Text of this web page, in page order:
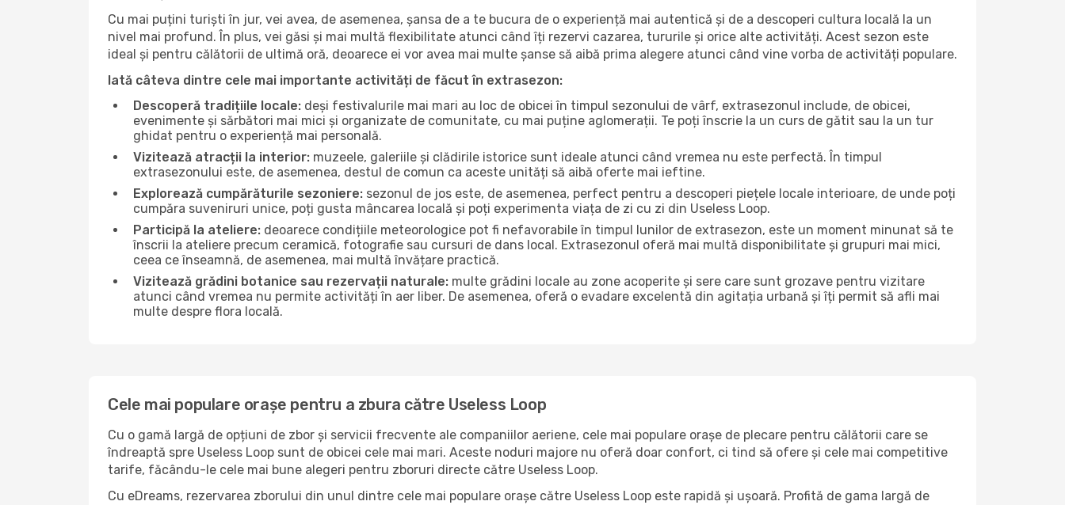
Cu mai puțini turiști în jur, vei avea, de asemenea, șansa de a te bucura de o experiență mai autentică și de a descoperi cultura locală la un
nivel mai profund. În plus, vei găsi și mai multă flexibilitate atunci când îți rezervi cazarea, tururile și orice alte activități. Acest sezon este
ideal și pentru călătorii de ultimă oră, deoarece ei vor avea mai multe șanse să aibă prima alegere atunci când vine vorba de activități populare.
Iată câteva dintre cele mai importante activități de făcut în extrasezon:
Descoperă tradițiile locale: deși festivalurile mai mari au loc de obicei în timpul sezonului de vârf, extrasezonul include, de obicei,
evenimente și sărbători mai mici și organizate de comunitate, cu mai puține aglomerații. Te poți înscrie la un curs de gătit sau la un tur
ghidat pentru o experiență mai personală.
Vizitează atracții la interior: muzeele, galeriile și clădirile istorice sunt ideale atunci când vremea nu este perfectă. În timpul
extrasezonului este, de asemenea, destul de comun ca aceste unități să aibă oferte mai ieftine.
Explorează cumpărăturile sezoniere: sezonul de jos este, de asemenea, perfect pentru a descoperi piețele locale interioare, de unde poți
cumpăra suveniruri unice, poți gusta mâncarea locală și poți experimenta viața de zi cu zi din Useless Loop.
Participă la ateliere: deoarece condițiile meteorologice pot fi nefavorabile în timpul lunilor de extrasezon, este un moment minunat să te
înscrii la ateliere precum ceramică, fotografie sau cursuri de dans local. Extrasezonul oferă mai multă disponibilitate și grupuri mai mici,
ceea ce înseamnă, de asemenea, mai multă învățare practică.
Vizitează grădini botanice sau rezervații naturale: multe grădini locale au zone acoperite și sere care sunt grozave pentru vizitare
atunci când vremea nu permite activități în aer liber. De asemenea, oferă o evadare excelentă din agitația urbană și îți permit să afli mai
multe despre flora locală.
Cele mai populare orașe pentru a zbura către Useless Loop
Cu o gamă largă de opțiuni de zbor și servicii frecvente ale companiilor aeriene, cele mai populare orașe de plecare pentru călătorii care se
îndreaptă spre Useless Loop sunt de obicei cele mai mari. Aceste noduri majore nu oferă doar confort, ci tind să ofere și cele mai competitive
tarife, făcându-le cele mai bune alegeri pentru zboruri directe către Useless Loop.
Cu eDreams, rezervarea zborului din unul dintre cele mai populare orașe către Useless Loop este rapidă și ușoară. Profită de gama largă de